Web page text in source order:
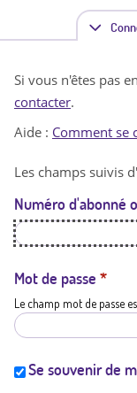
Si vous n'êtes pas
contacter.
Aide : Comment se
Les champs suivis
Numéro d'abonné
Mot de passe *
Le champ mot de passe
Se souvenir de